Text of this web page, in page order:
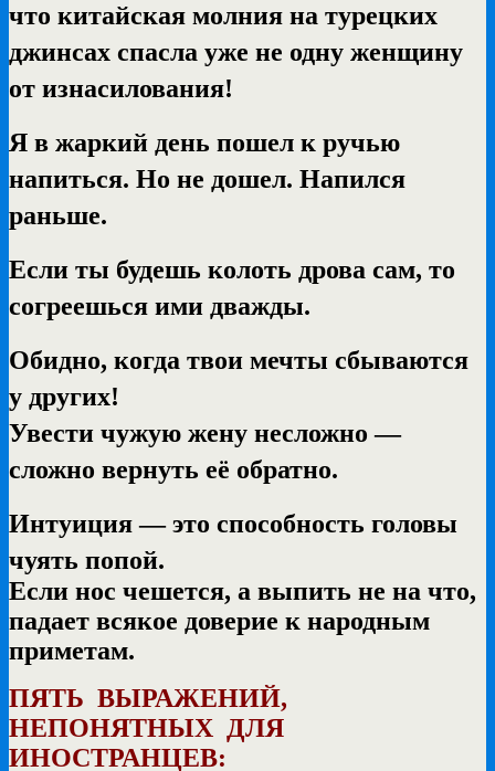
что китайская молния на турецких
джинсах спасла уже не одну женщину
от изнасилования!
Я в жаркий день пошел к ручью
напиться. Но не дошел. Напился
раньше.
Если ты будешь колоть дрова сам, то
согреешься ими дважды.
Обидно, когда твои мечты сбываются
у других!
Увести чужую жену несложно —
сложно вернуть её обратно.
Интуиция — это способность головы
чуять попой.
Если нос чешется, а выпить не на что,
падает всякое доверие к народным
приметам.
ПЯТЬ ВЫРАЖЕНИЙ,
НЕПОНЯТНЫХ ДЛЯ
ИНОСТРАНЦЕВ: